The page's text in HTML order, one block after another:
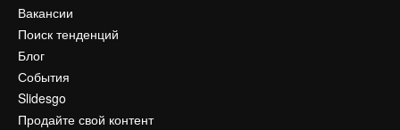
Вакансии
Поиск тенденций
Блог
События
Slidesgo
Продайте свой контент